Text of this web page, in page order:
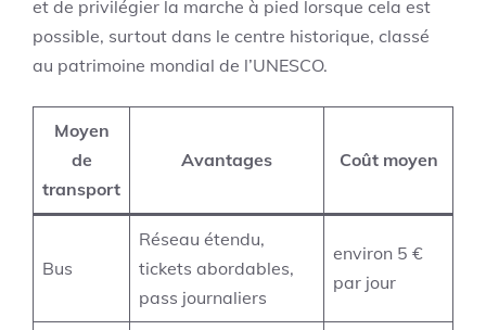
et de privilégier la marche à pied lorsque cela est
possible, surtout dans le centre historique, classé
au patrimoine mondial de l’UNESCO.
Moyen
de
transport
Avantages Coût moyen
Bus
Réseau étendu,
tickets abordables,
pass journaliers
environ 5 €
par jour